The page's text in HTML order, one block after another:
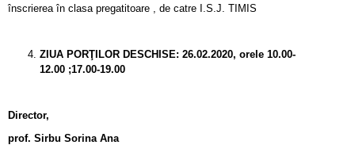
înscrierea în clasa pregatitoare , de catre I.S.J. TIMIS
ZIUA PORŢILOR DESCHISE: 26.02.2020, orele 10.00-
12.00 ;17.00-19.00
Director,
prof. Sirbu Sorina Ana